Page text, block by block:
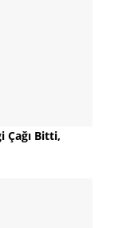
Çağı Bitti,